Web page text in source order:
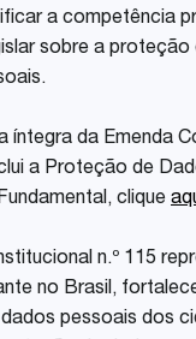
a competência
sobre a
íntegra da Emenda
a Proteção de
clique
n.º 115
no Brasil,
pessoais dos